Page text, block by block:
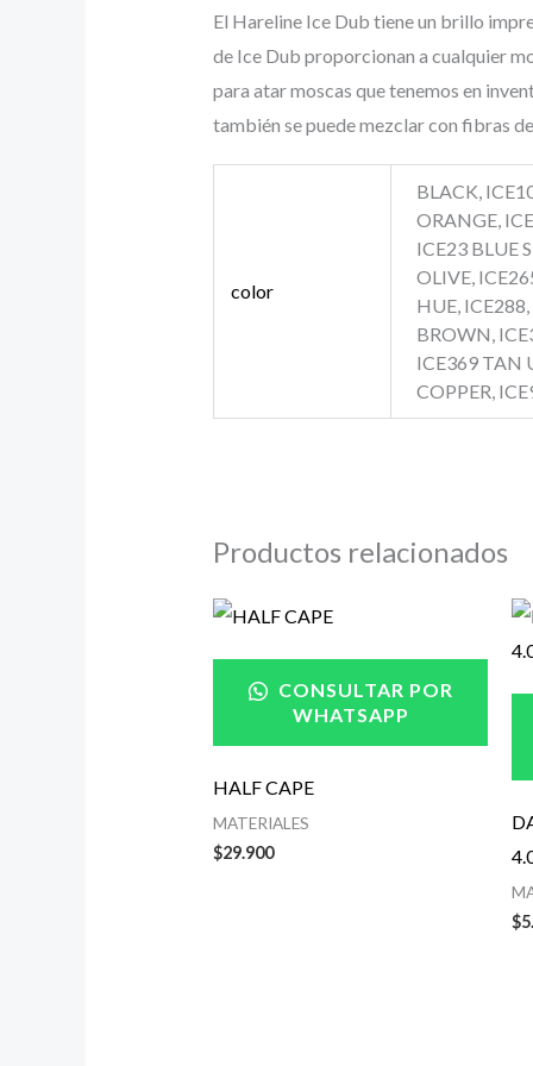
El Hareline Ice Dub tiene un brillo
de Ice Dub proporcionan a cualquier
para atar moscas que tenemos en
también se puede mezclar con fibras
color
BLACK,
ORANGE,
ICE23 BLUE
OLIVE,
HUE,
BROWN,
ICE369 TAN
COPPER,
Productos relacionados
CONSULTAR POR
WHATSAPP
HALF CAPE
MATERIALES
$29.900
$